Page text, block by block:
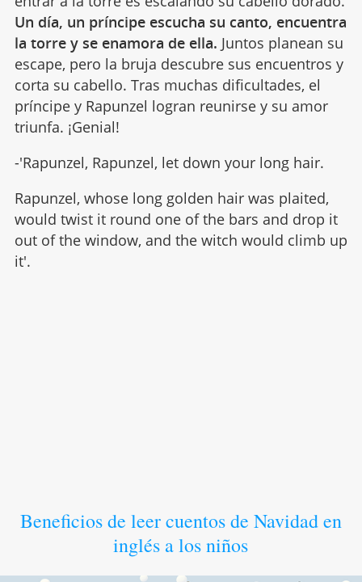
Un día, un príncipe escucha su canto, encuentra
la torre y se enamora de ella. Juntos planean su
escape, pero la bruja descubre sus encuentros y
corta su cabello. Tras muchas dificultades, el
príncipe y Rapunzel logran reunirse y su amor
triunfa. ¡Genial!
-'Rapunzel, Rapunzel, let down your long hair.
Rapunzel, whose long golden hair was plaited,
would twist it round one of the bars and drop it
out of the window, and the witch would climb up
it'.
Beneficios de leer cuentos de Navidad en
inglés a los niños